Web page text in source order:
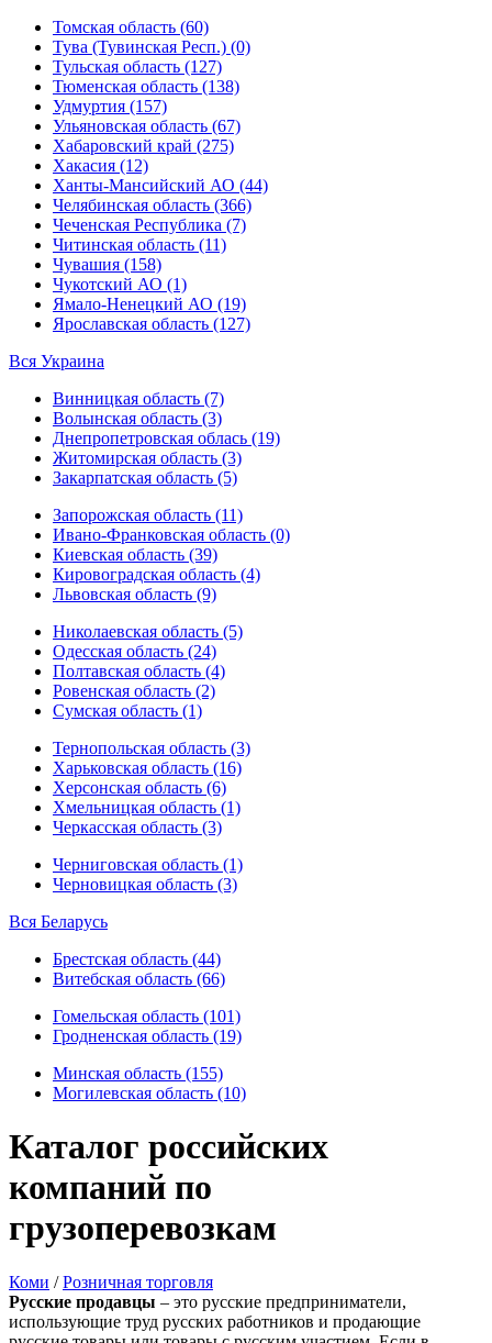
Томская область (60)
Тува (Тувинская Респ.) (0)
Тульская область (127)
Тюменская область (138)
Удмуртия (157)
Ульяновская область (67)
Хабаровский край (275)
Хакасия (12)
Ханты-Мансийский АО (44)
Челябинская область (366)
Чеченская Республика (7)
Читинская область (11)
Чувашия (158)
Чукотский АО (1)
Ямало-Ненецкий АО (19)
Ярославская область (127)
Вся Украина
Винницкая область (7)
Волынская область (3)
Днепропетровская облась (19)
Житомирская область (3)
Закарпатская область (5)
Запорожская область (11)
Ивано-Франковская область (0)
Киевская область (39)
Кировоградская область (4)
Львовская область (9)
Николаевская область (5)
Одесская область (24)
Полтавская область (4)
Ровенская область (2)
Сумская область (1)
Тернопольская область (3)
Харьковская область (16)
Херсонская область (6)
Хмельницкая область (1)
Черкасская область (3)
Черниговская область (1)
Черновицкая область (3)
Вся Беларусь
Брестская область (44)
Витебская область (66)
Гомельская область (101)
Гродненская область (19)
Минская область (155)
Могилевская область (10)
Каталог российских
компаний по
грузоперевозкам
Коми /Розничная торговля
Русские продавцы – это русские предприниматели,
использующие труд русских работников и продающие